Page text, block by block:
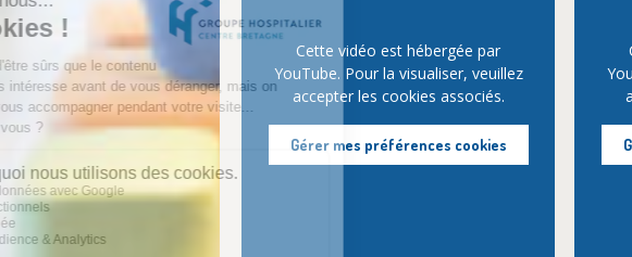
Cette vidéo est hébergée par
YouTube. Pour la visualiser, veuillez
accepter les cookies associés.
Gérer mes préférences cookies